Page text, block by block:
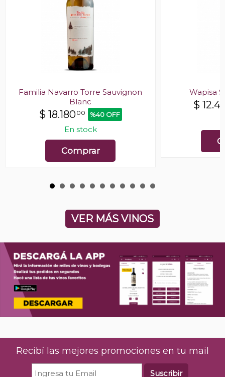
Familia Navarro Torre Sauvignon
Blanc
$ 18.18000 %40 OFF
En stock
Comprar
Wapisa
$
VER MÁS VINOS
Recibí las mejores promociones en tu mail
Suscribir